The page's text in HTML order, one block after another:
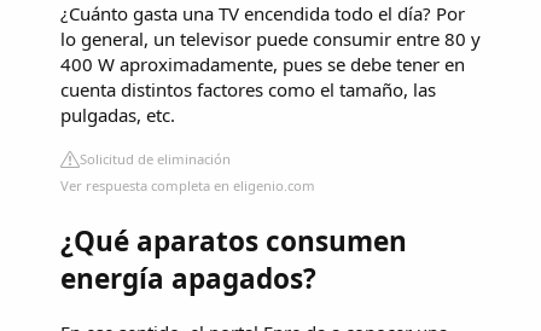
¿Cuánto gasta una TV encendida todo el día? Por
lo general, un televisor puede consumir entre 80 y
400 W aproximadamente, pues se debe tener en
cuenta distintos factores como el tamaño, las
pulgadas, etc.
Solicitud de eliminación
Ver respuesta completa en eligenio.com
¿Qué aparatos consumen
energía apagados?